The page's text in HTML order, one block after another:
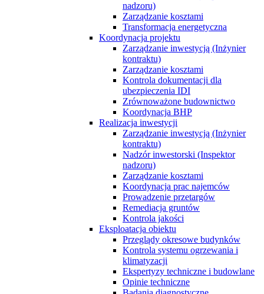
nadzoru)
Zarządzanie kosztami
Transformacja energetyczna
Koordynacja projektu
Zarządzanie inwestycją (Inżynier
kontraktu)
Zarządzanie kosztami
Kontrola dokumentacji dla
ubezpieczenia IDI
Zrównoważone budownictwo
Koordynacja BHP
Realizacja inwestycji
Zarządzanie inwestycją (Inżynier
kontraktu)
Nadzór inwestorski (Inspektor
nadzoru)
Zarządzanie kosztami
Koordynacja prac najemców
Prowadzenie przetargów
Remediacja gruntów
Kontrola jakości
Eksploatacja obiektu
Przeglądy okresowe budynków
Kontrola systemu ogrzewania i
klimatyzacji
Ekspertyzy techniczne i budowlane
Opinie techniczne